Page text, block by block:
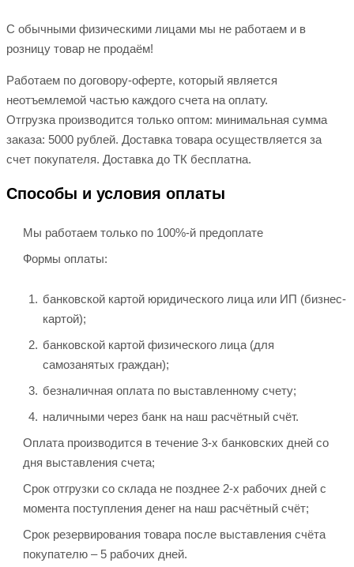
С обычными физическими лицами мы не работаем и в
розницу товар не продаём!
Работаем по договору-оферте, который является
неотъемлемой частью каждого счета на оплату.
Отгрузка производится только оптом: минимальная сумма
заказа: 5000 рублей. Доставка товара осуществляется за
счет покупателя. Доставка до ТК бесплатна.
Способы и условия оплаты
Мы работаем только по 100%-й предоплате
Формы оплаты:
банковской картой юридического лица или ИП (бизнес-
картой);
банковской картой физического лица (для
самозанятых граждан);
безналичная оплата по выставленному счету;
наличными через банк на наш расчётный счёт.
Оплата производится в течение 3-х банковских дней со
дня выставления счета;
Срок отгрузки со склада не позднее 2-х рабочих дней с
момента поступления денег на наш расчётный счёт;
Срок резервирования товара после выставления счёта
покупателю – 5 рабочих дней.